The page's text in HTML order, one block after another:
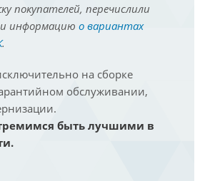
покупателей, перечислили
информацию о вариантах
.
на сборке
обслуживании,
быть лучшими в